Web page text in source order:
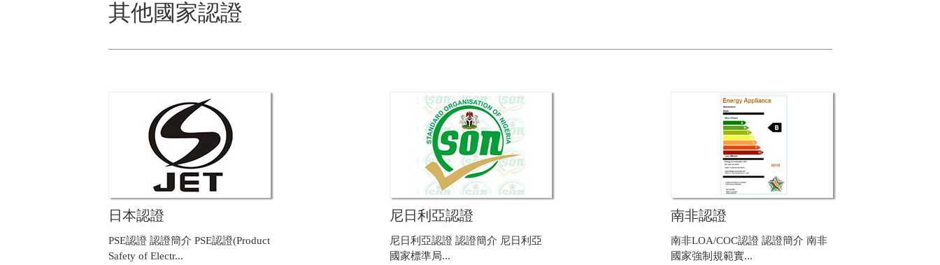
其他國家認證
日本認證
PSE認證 認證簡介 PSE認證(Product
Safety of Electr...
尼日利亞認證
尼日利亞認證 認證簡介 尼日利亞
國家標準局...
南非認證
南非LOA/COC認證 認證簡介 南非
國家強制規範實...